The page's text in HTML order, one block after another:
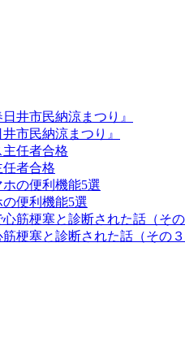
市民納涼まつり』
者合格
便利機能5選
筋梗塞と診断された話（その